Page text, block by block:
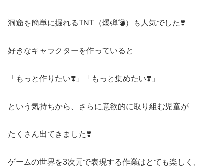
洞窟を簡単に掘れるTNT（爆弾💣）も人気でした❣️
好きなキャラクターを作っていると
「もっと作りたい❣️」「もっと集めたい❣️」
という気持ちから、さらに意欲的に取り組む児童が
たくさん出てきました❣️
ゲームの世界を3次元で表現する作業はとても楽しく、